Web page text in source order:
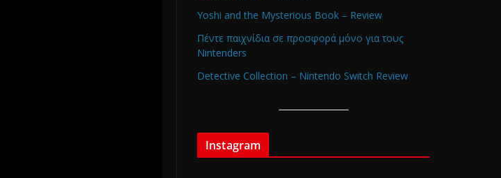
Yoshi and the Mysterious Book – Review
Πέντε παιχνίδια σε προσφορά μόνο για τους
Nintenders
Detective Collection – Nintendo Switch Review
Instagram